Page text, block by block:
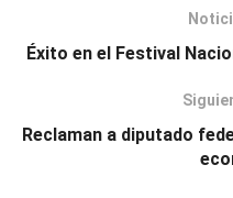
Éxito en el Festival
Reclaman a diputado